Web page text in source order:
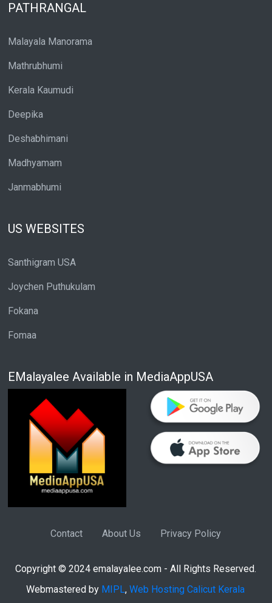
PATHRANGAL
Malayala Manorama
Mathrubhumi
Kerala Kaumudi
Deepika
Deshabhimani
Madhyamam
Janmabhumi
US WEBSITES
Santhigram USA
Joychen Puthukulam
Fokana
Fomaa
EMalayalee Available in MediaAppUSA
Contact About Us Privacy Policy
Copyright © 2024 emalayalee.com - All Rights Reserved.
Webmastered by MIPL, Web Hosting Calicut Kerala